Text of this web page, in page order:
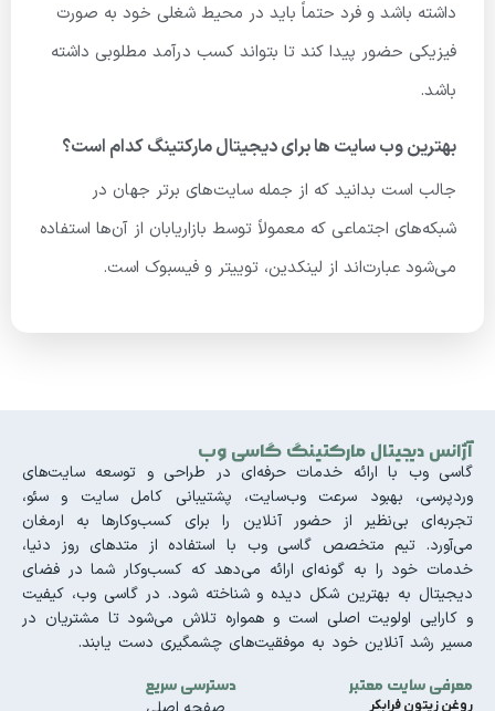
داشته باشد و فرد حتماً باید در محیط شغلی خود به صورت
فیزیکی حضور پیدا کند تا بتواند کسب درآمد مطلوبی داشته
باشد‌.
بهترین وب سایت ها برای دیجیتال مارکتینگ کدام است؟
جالب است بدانید که از جمله سایت‌های برتر جهان در
شبکه‌های اجتماعی که معمولاً توسط بازاریابان از آن‌ها استفاده
می‌شود عبارت‌اند از لینکدین، توییتر و فیسبوک است.
آژانس دیجیتال مارکتینگ گاسی وب
گاسی وب با ارائه خدمات حرفه‌ای در طراحی و توسعه سایت‌های
وردپرسی، بهبود سرعت وب‌سایت، پشتیبانی کامل سایت و سئو،
تجربه‌ای بی‌نظیر از حضور آنلاین را برای کسب‌وکارها به ارمغان
می‌آورد. تیم متخصص گاسی وب با استفاده از متدهای روز دنیا،
خدمات خود را به گونه‌ای ارائه می‌دهد که کسب‌وکار شما در فضای
دیجیتال به بهترین شکل دیده و شناخته شود. در گاسی وب، کیفیت
و کارایی اولویت اصلی است و همواره تلاش می‌شود تا مشتریان در
مسیر رشد آنلاین خود به موفقیت‌های چشمگیری دست یابند.
معرفی سایت معتبر
روغن زیتون فرابکر
دسترسی سریع